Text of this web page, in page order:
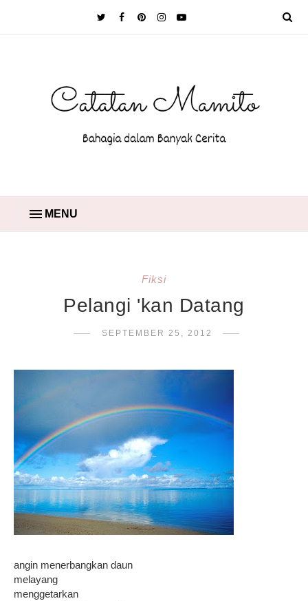
MENU
Fiksi
Pelangi 'kan Datang
SEPTEMBER 25, 2012
angin menerbangkan daun
melayang
menggetarkan